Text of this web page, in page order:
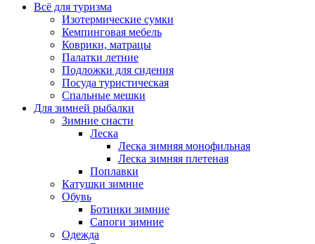
Всё для туризма
Изотермические сумки
Кемпинговая мебель
Коврики, матрацы
Палатки летние
Подложки для сидения
Посуда туристическая
Спальные мешки
Для зимней рыбалки
Зимние снасти
Леска
Леска зимняя монофильная
Леска зимняя плетеная
Поплавки
Катушки зимние
Обувь
Ботинки зимние
Сапоги зимние
Одежда